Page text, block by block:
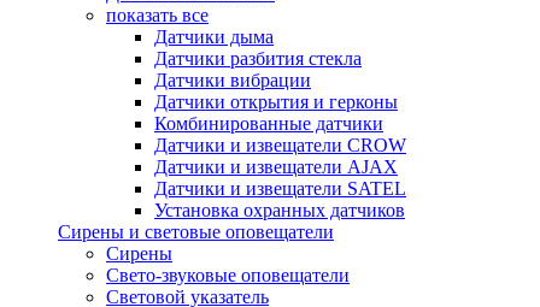
показать все
Датчики дыма
Датчики разбития стекла
Датчики вибрации
Датчики открытия и герконы
Комбинированные датчики
Датчики и извещатели CROW
Датчики и извещатели AJAX
Датчики и извещатели SATEL
Установка охранных датчиков
Сирены и световые оповещатели
Сирены
Свето-звуковые оповещатели
Световой указатель